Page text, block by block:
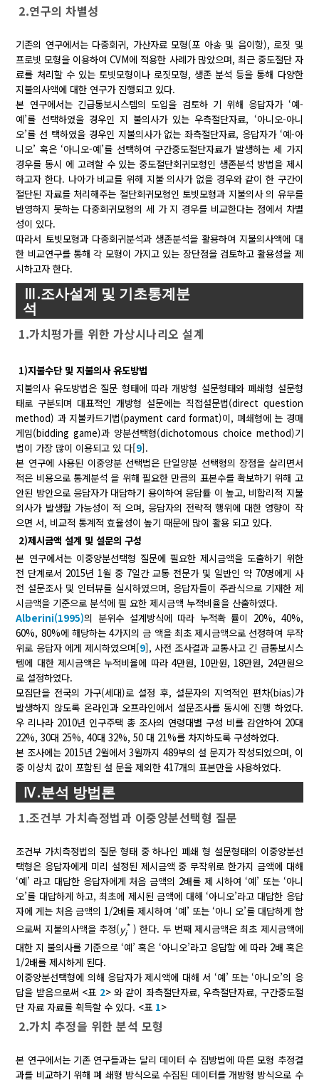
2.연구의 차별성
기존의 연구에서는 다중회귀, 가산자료 모형(포 아송 및 음이항), 로짓 및
프로빗 모형을 이용하여 CVM에 적용한 사례가 많았으며, 최근 중도절단 자
료를 처리할 수 있는 토빗모형이나 로짓모형, 생존 분석 등을 통해 다양한
지불의사액에 대한 연구가 진행되고 있다.
본 연구에서는 긴급통보시스템의 도입을 검토하 기 위해 응답자가 ‘예-
예’를 선택하였을 경우인 지 불의사가 있는 우측절단자료, ‘아니오-아니
오’를 선 택하였을 경우인 지불의사가 없는 좌측절단자료, 응답자가 ‘예-아
니오’ 혹은 ‘아니오-예’를 선택하여 구간중도절단자료가 발생하는 세 가지
경우를 동시 에 고려할 수 있는 중도절단회귀모형인 생존분석 방법을 제시
하고자 한다. 나아가 비교를 위해 지불 의사가 없을 경우와 같이 한 구간이
절단된 자료를 처리해주는 절단회귀모형인 토빗모형과 지불의사 의 유무를
반영하지 못하는 다중회귀모형의 세 가 지 경우를 비교한다는 점에서 차별
성이 있다.
따라서 토빗모형과 다중회귀분석과 생존분석을 활용하여 지불의사액에 대
한 비교연구를 통해 각 모형이 가지고 있는 장단점을 검토하고 활용성을 제
시하고자 한다.
Ⅲ.조사설계 및 기초통계분
석
1.가치평가를 위한 가상시나리오 설계
1)지불수단 및 지불의사 유도방법
지불의사 유도방법은 질문 형태에 따라 개방형 설문형태와 폐쇄형 설문형
태로 구분되며 대표적인 개방형 설문에는 직접설문법(direct question
method) 과 지불카드기법(payment card format)이, 폐쇄형에 는 경매
게임(bidding game)과 양분선택형(dichotomous choice method)기
법이 가장 많이 이용되고 있 다[9].
본 연구에 사용된 이중양분 선택법은 단일양분 선택형의 장점을 살리면서
적은 비용으로 통계분석 을 위해 필요한 만큼의 표본수를 확보하기 위해 고
안된 방안으로 응답자가 대답하기 용이하여 응답률 이 높고, 비합리적 지불
의사가 발생할 가능성이 적 으며, 응답자의 전략적 행위에 대한 영향이 작
으면 서, 비교적 통계적 효율성이 높기 때문에 많이 활용 되고 있다.
2)제시금액 설계 및 설문의 구성
본 연구에서는 이중양분선택형 질문에 필요한 제시금액을 도출하기 위한
전 단계로서 2015년 1월 중 7일간 교통 전문가 및 일반인 약 70명에게 사
전 설문조사 및 인터뷰를 실시하였으며, 응답자들이 주관식으로 기재한 제
시금액을 기준으로 분석에 필 요한 제시금액 누적비율을 산출하였다.
Alberini(1995)의 분위수 설계방식에 따라 누적확 률이 20%, 40%,
60%, 80%에 해당하는 4가지의 금 액을 최초 제시금액으로 선정하여 무작
위로 응답자 에게 제시하였으며[9], 사전 조사결과 교통사고 긴 급통보시스
템에 대한 제시금액은 누적비율에 따라 4만원, 10만원, 18만원, 24만원으
로 설정하였다.
모집단을 전국의 가구(세대)로 설정 후, 설문자의 지역적인 편차(bias)가
발생하지 않도록 온라인과 오프라인에서 설문조사를 동시에 진행 하였다.
우 리나라 2010년 인구주택 총 조사의 연령대별 구성 비를 감안하여 20대
22%, 30대 25%, 40대 32%, 50 대 21%를 차지하도록 구성하였다.
본 조사에는 2015년 2월에서 3월까지 489부의 설 문지가 작성되었으며, 이
중 이상치 값이 포함된 설 문을 제외한 417개의 표본만을 사용하였다.
Ⅳ.분석 방법론
1.조건부 가치측정법과 이중양분선택형 질문
조건부 가치측정법의 질문 형태 중 하나인 폐쇄 형 설문형태의 이중양분선
택형은 응답자에게 미리 설정된 제시금액 중 무작위로 한가지 금액에 대해
‘예’ 라고 대답한 응답자에게 처음 금액의 2배를 제 시하여 ‘예’ 또는 ‘아니
오’를 대답하게 하고, 최초에 제시된 금액에 대해 ‘아니오’라고 대답한 응답
자에 게는 처음 금액의 1/2배를 제시하여 ‘예’ 또는 ‘아니 오’를 대답하게 함
으로써 지불의사액을 추정(yi
*) 한다. 두 번째 제시금액은 최초 제시금액에
대한 지 불의사를 기준으로 ‘예’ 혹은 ‘아니오’라고 응답함 에 따라 2배 혹은
1/2배를 제시하게 된다.
이중양분선택형에 의해 응답자가 제시액에 대해 서 ‘예’ 또는 ‘아니오’의 응
답을 받음으로써 <표 2> 와 같이 좌측절단자료, 우측절단자료, 구간중도절
단 자료 자료를 획득할 수 있다. <표 1>
2.가치 추정을 위한 분석 모형
본 연구에서는 기존 연구들과는 달리 데이터 수 집방법에 따른 모형 추정결
과를 비교하기 위해 폐 쇄형 방식으로 수집된 데이터를 개방형 방식으로 수